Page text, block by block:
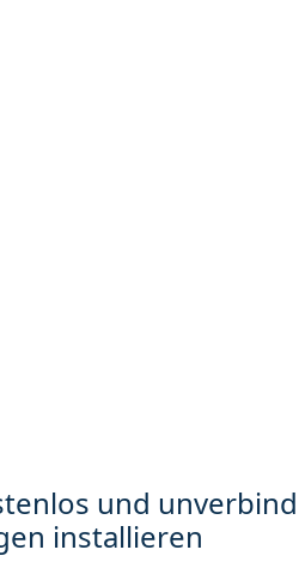
und
installieren